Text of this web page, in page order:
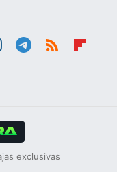
exclusivas